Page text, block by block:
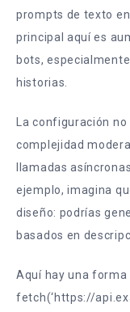
prompts de texto
principal aquí es
bots,
historias.
La configuración
complejidad
llamadas
ejemplo, imagina
diseño: podrías
basados en
Aquí hay una
fetch(‘https://